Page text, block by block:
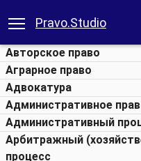
Pravo.Studio
Авторское право
Аграрное право
Адвокатура
Административное
Административный
Арбитражный
процесс